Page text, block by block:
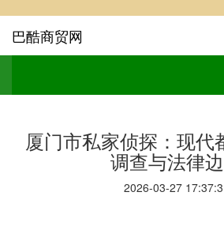
巴酷商贸网
厦门市私家侦探：现代
调查与法律
2026-03-27